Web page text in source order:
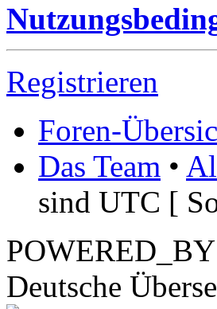
Registrieren
Foren-
Das Team •
sind UTC [
POWERED_BY
Deutsche